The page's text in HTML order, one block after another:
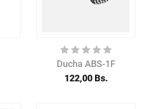
Ducha ABS-1F
122,00Bs.